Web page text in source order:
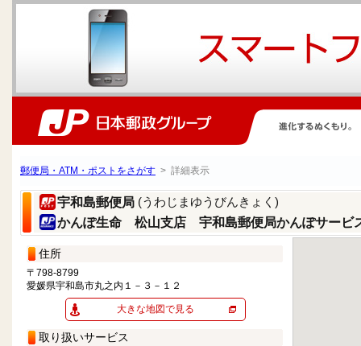
郵便局・ATM・ポストをさがす > 詳細表示
宇和島郵便局 (うわじまゆうびんきょく)
かんぽ生命 松山支店 宇和島郵便局かんぽサービ
住所
〒798-8799
愛媛県宇和島市丸之内１－３－１２
大きな地図で見る
取り扱いサービス